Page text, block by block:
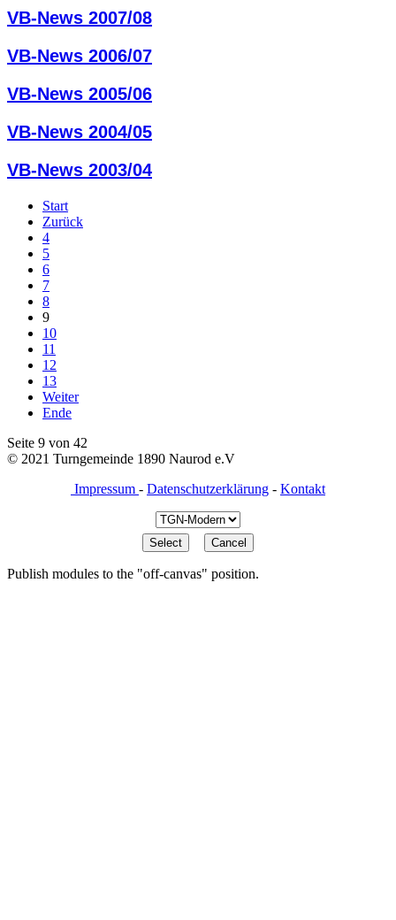
VB-News 2007/08
VB-News 2006/07
VB-News 2005/06
VB-News 2004/05
VB-News 2003/04
Start
Zurück
4
5
6
7
8
9
10
11
12
13
Weiter
Ende
Seite 9 von 42
© 2021 Turngemeinde 1890 Naurod e.V
Impressum - Datenschutzerklärung - Kontakt
Publish modules to the "off-canvas" position.